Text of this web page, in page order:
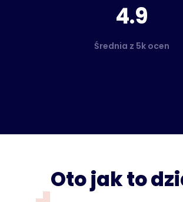
4.9
Średnia z 5k ocen
Oto jak to